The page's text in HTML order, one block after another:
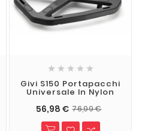
    
Givi S150 Portapacchi
Universale In Nylon
56,98 € 76,99 €